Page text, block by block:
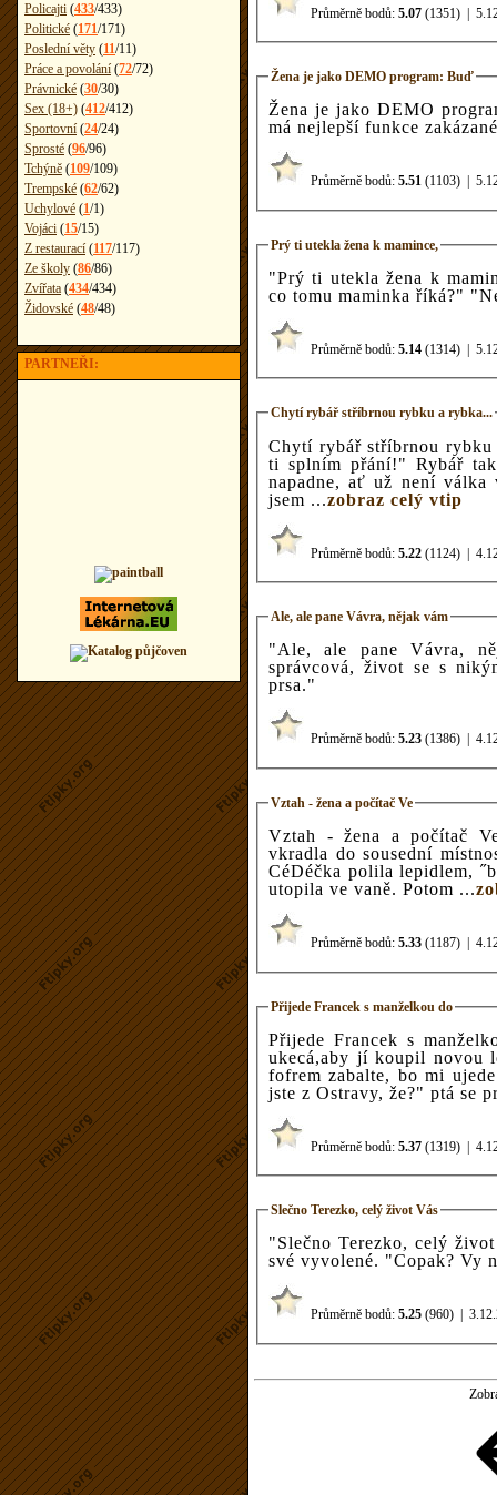
Policajti (433/433)
Politické (171/171)
Poslední věty (11/11)
Práce a povolání (72/72)
Právnické (30/30)
Sex (18+) (412/412)
Sportovní (24/24)
Sprosté (96/96)
Tchýně (109/109)
Trempské (62/62)
Uchylové (1/1)
Vojáci (15/15)
Z restaurací (117/117)
Ze školy (86/86)
Zvířata (434/434)
Židovské (48/48)
PARTNEŘI:
Průměrně bodů: 5.07 (1351) |
Žena je jako DEMO program: Buď
Žena je jako DEMO
má nejlepší funkce
Průměrně bodů: 5.51 (1103)
Prý ti utekla žena k mamince,
"Prý ti utekla žena k mamince, je to
co
Průměrně bodů: 5.14 (1314)
Chytí rybář stříbrnou rybku a rybka...
Chytí rybář stříbrnou rybku a rybka na něj:
ti splním přání!" Rybář tak přemýšlí, co dobrého si přát, a pak ho
napadne, ať už není válka v Čečensku. Ale rybka mu říká: "Víš, já
jsem ...zobraz celý vtip
Průměrně bodů: 5.22 (1124) |
Ale, ale pane Vávra, nějak vám
"Ale, ale pane Vávra, nějak
správcová, život se s nikým nemazlí.
prsa."
Průměrně bodů: 5.23 (1386)
Vztah - žena a počítač Ve
Vztah - žena a počítač Ve tři hodiny v noci se ona potichoučku
vkradla do sousední
CéDéčka polila lepidlem,
utopila ve vaně. Potom ...
Průměrně bodů: 5.33 (1187)
Přijede Francek s manželkou do
Přijede Francek s manželkou do Prahy. Ta
ukecá,aby jí koupil novou ledničku. "Tož mi
fofrem zabalte, bo mi ujede vlak
Průměrně bodů: 5.37 (1319) |
Slečno Terezko, celý život Vás
"Slečno Terezko, celý
své vyvolené.
Průměrně bodů: 5.25 (960)